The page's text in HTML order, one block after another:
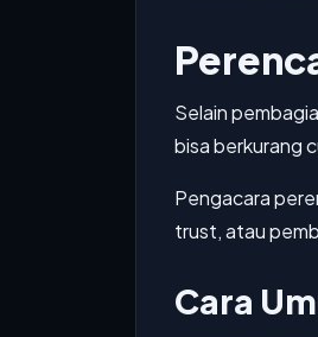
Selain
bisa berkurang
Pengacara
trust, atau
Cara